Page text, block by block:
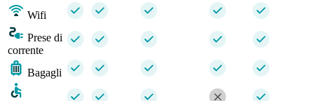
Wifi
Prese di
corrente
Bagagli